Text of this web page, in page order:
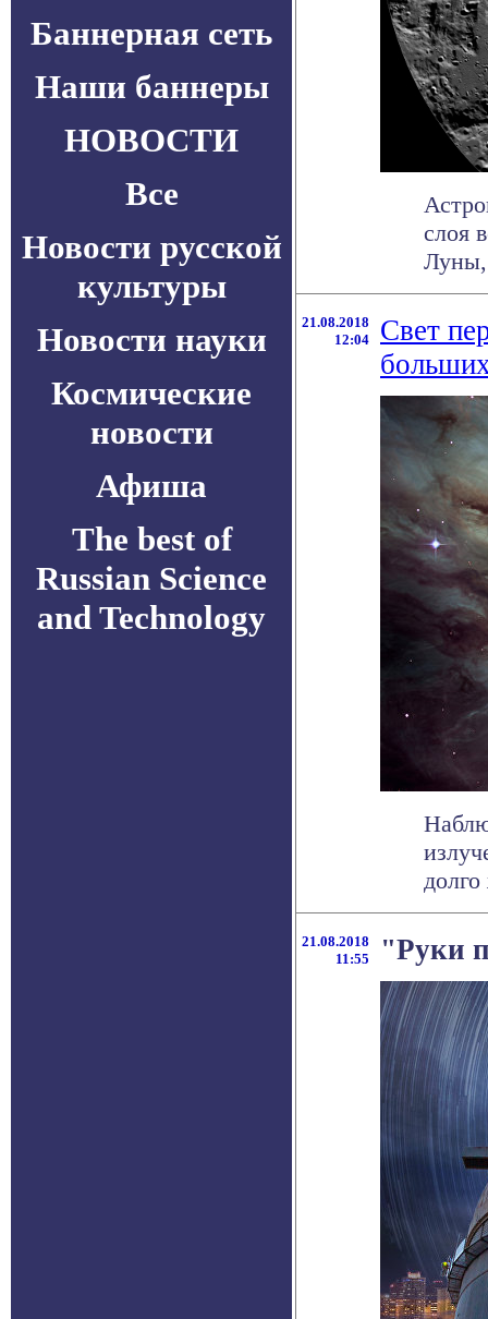
Баннерная сеть
Наши баннеры
НОВОСТИ
Все
Новости русской
культуры
Новости науки
Космические
новости
Афиша
The best of
Russian Science
and Technology
слоя
Луны,
21.08.2018
12:04
Свет
21.08.2018
11:55
"Руки